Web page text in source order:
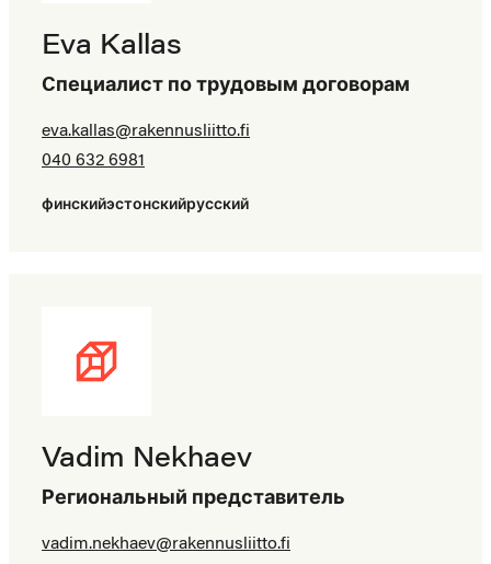
Eva Kallas
Cпециалист по трудовым договорам
eva.kallas@​rakennusliitto.fi
040 632 6981
финскийэстонскийрусский
Vadim Nekhaev
Региональный представитель
vadim.nekhaev@​rakennusliitto.fi